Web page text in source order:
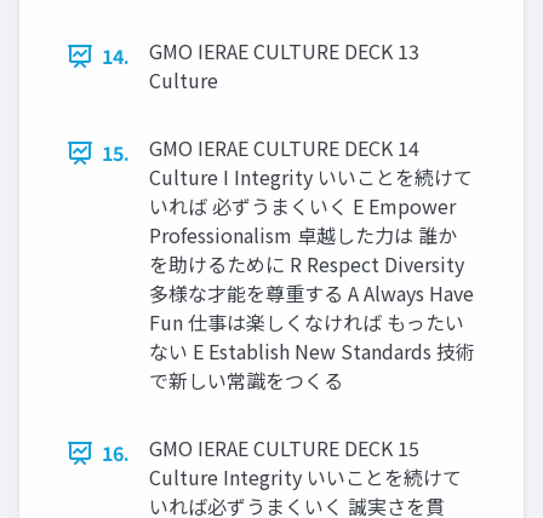
14.
GMO IERAE CULTURE DECK 13
Culture
15.
GMO IERAE CULTURE DECK 14
Culture I Integrity いいことを続けて
いれば 必ずうまくいく E Empower
Professionalism 卓越した力は 誰か
を助けるために R Respect Diversity
多様な才能を尊重する A Always Have
Fun 仕事は楽しくなければ もったい
ない E Establish New Standards 技術
で新しい常識をつくる
16.
GMO IERAE CULTURE DECK 15
Culture Integrity いいことを続けて
いれば必ずうまくいく 誠実さを貫